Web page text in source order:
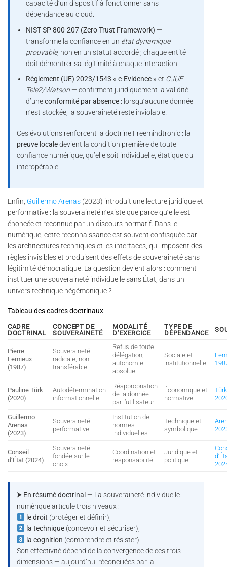
capacité d’un dispositif à fonctionner sans
dépendance au cloud.
NIST SP 800-207 (Zero Trust Framework) —
transforme la confiance en un état dynamique
prouvable, non en un statut accordé ; chaque entité
doit démontrer sa légitimité à chaque interaction.
Règlement (UE) 2023/1543 « e-Evidence » et CJUE
Tele2/Watson — confirment juridiquement la validité
d’uneconformité par absence : lorsqu’aucune donnée
n’est stockée, la souveraineté reste inviolable.
Ces évolutions renforcent la doctrine Freemindtronic : la
preuve localedevient la condition première de toute
confiance numérique, qu’elle soit individuelle, étatique ou
interopérable.
Enfin, Guillermo Arenas (2023) introduit une lecture juridique et
performative : la souveraineté n’existe que parce qu’elle est
énoncée et reconnue par un discours normatif. Dans le
numérique, cette reconnaissance est souvent confisquée par
les architectures techniques et les interfaces, qui imposent des
règles invisibles et produisent des effets de souveraineté sans
légitimité démocratique. La question devient alors : comment
instituer une souveraineté individuelle sans État, dans un
univers technique hégémonique ?
Tableau des cadres doctrinaux
CADRE
DOCTRINAL
CONCEPT DE
SOUVERAINETÉ
MODALITÉ
D’EXERCICE
TYPE DE
DÉPENDANCE
Pierre
Lemieux
(1987)
Souveraineté
radicale, non
transférable
Refus de toute
délégation,
autonomie
absolue
Sociale et
institutionnelle
Pauline Türk
(2020)
Autodétermination
informationnelle
Réappropriation
de la donnée
par l’utilisateur
Économique et
normative
Guillermo
Arenas
(2023)
Souveraineté
performative
Institution de
normes
individuelles
Technique et
symbolique
Conseil
d’État (2024)
Souveraineté
fondée sur le
choix
Coordination et
responsabilité
Juridique et
politique
⮞ En résumé doctrinal — La souveraineté individuelle
numérique articule trois niveaux :
le droit (protéger et définir),
la technique (concevoir et sécuriser),
la cognition (comprendre et résister).
Son effectivité dépend de la convergence de ces trois
dimensions — aujourd’hui réconciliées par la